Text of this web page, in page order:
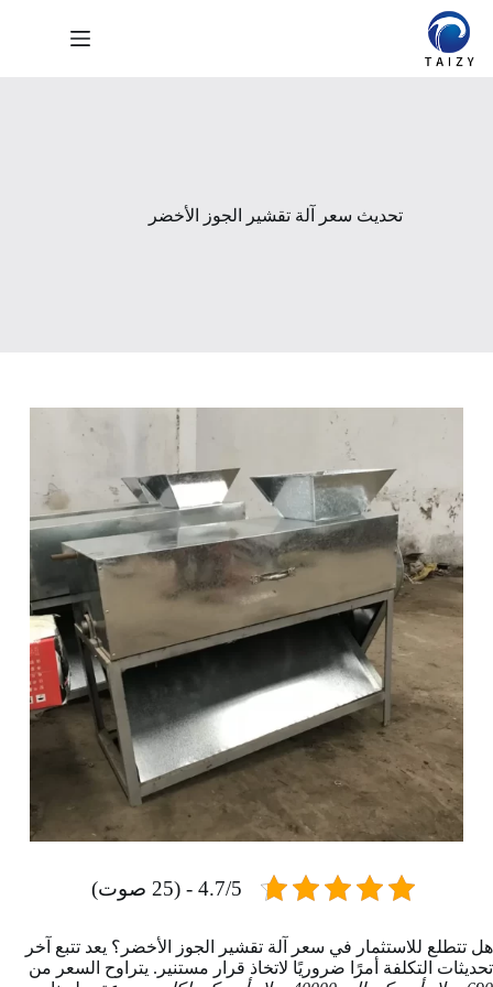
التجاوز
المحتوى
تحديث سعر آلة تقشير الجوز الأخضر
4.7/5 - (25 صوت)
هل تتطلع للاستثمار في سعر آلة تقشير الجوز الأخضر؟ يعد تتبع آخر
تحديثات التكلفة أمرًا ضروريًا لاتخاذ قرار مستنير. يتراوح السعر من